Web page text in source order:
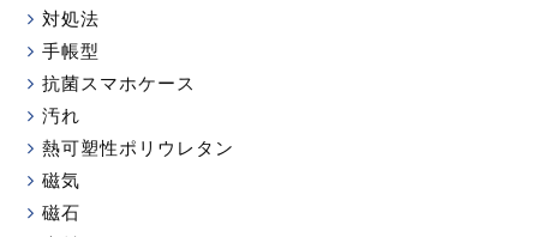
対処法
手帳型
抗菌スマホケース
汚れ
熱可塑性ポリウレタン
磁気
磁石